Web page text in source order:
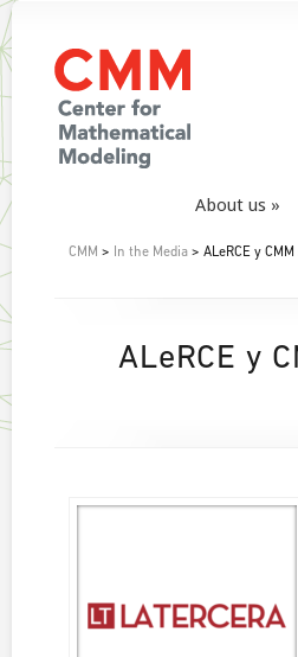
About us
CMM > In the Media > ALeRCE y
ALeRCE y